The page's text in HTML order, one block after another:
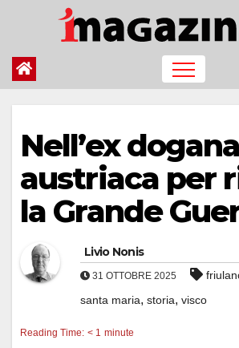
contenuto
Nell’ex dogana
austriaca per
la Grande
Livio Nonis
31 OTTOBRE 2025
santa maria, storia, visco
Reading Time: < 1 minute